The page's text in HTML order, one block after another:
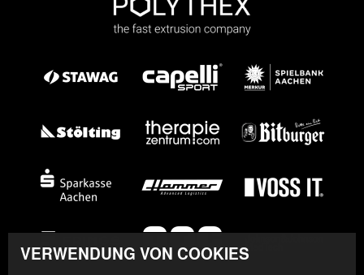
VERWENDUNG VON COOKIES